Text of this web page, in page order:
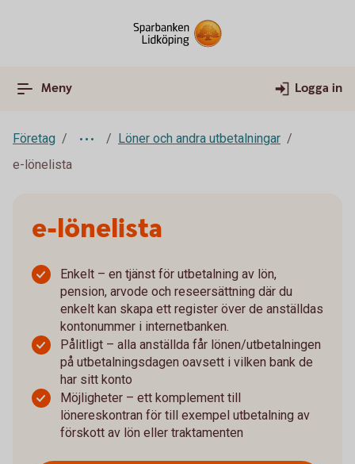
Meny Logga in
Företag
Löner och andra utbetalningar
e-lönelista
e-lönelista
Enkelt – en tjänst för utbetalning av lön,
pension, arvode och reseersättning där du
enkelt kan skapa ett register över de anställdas
kontonummer i internetbanken.
Pålitligt – alla anställda får lönen/utbetalningen
på utbetalningsdagen oavsett i vilken bank de
har sitt konto
Möjligheter – ett komplement till
lönereskontran för till exempel utbetalning av
förskott av lön eller traktamenten